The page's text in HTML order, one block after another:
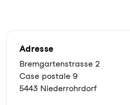
Adresse
Bremgartenstrasse 2
Case postale 9
5443 Niederrohrdorf